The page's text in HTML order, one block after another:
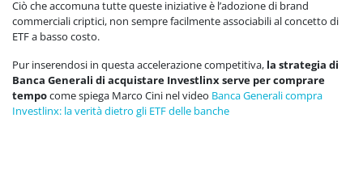
Ciò che accomuna tutte queste iniziative è l’adozione di brand
commerciali criptici, non sempre facilmente associabili al concetto di
ETF a basso costo.
Pur inserendosi in questa accelerazione competitiva, la strategia di
Banca Generali di acquistare Investlinx serve per comprare
tempocome spiega Marco Cini nel video Banca Generali compra
Investlinx: la verità dietro gli ETF delle banche